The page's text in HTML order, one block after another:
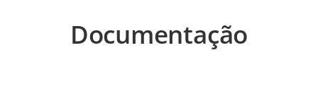
Documentação